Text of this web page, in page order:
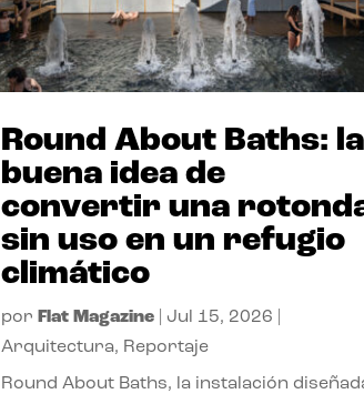
Round About Baths: la
buena idea de
convertir una
sin uso en un refugio
climático
por Flat Magazine| Jul 15, 2026
Arquitectura, Reportaje
Round About Baths, la instalación